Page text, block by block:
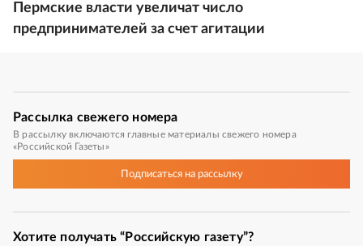
Пермские власти увеличат число
предпринимателей за счет агитации
Рассылка свежего номера
В рассылку включаются главные материалы свежего номера
«Российской Газеты»
Подписатьсяна рассылку
Хотите получать “Российскую газету”?